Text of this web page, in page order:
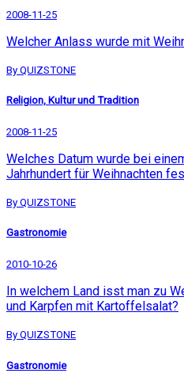
2008-11-25
Welcher Anlass wurde mit
By QUIZSTONE
Religion, Kultur und Tradition
2008-11-25
Welches Datum wurde bei
Jahrhundert für Weihnachten
By QUIZSTONE
Gastronomie
2010-10-26
In welchem Land isst man zu
und Karpfen mit Kartoffelsalat?
By QUIZSTONE
Gastronomie